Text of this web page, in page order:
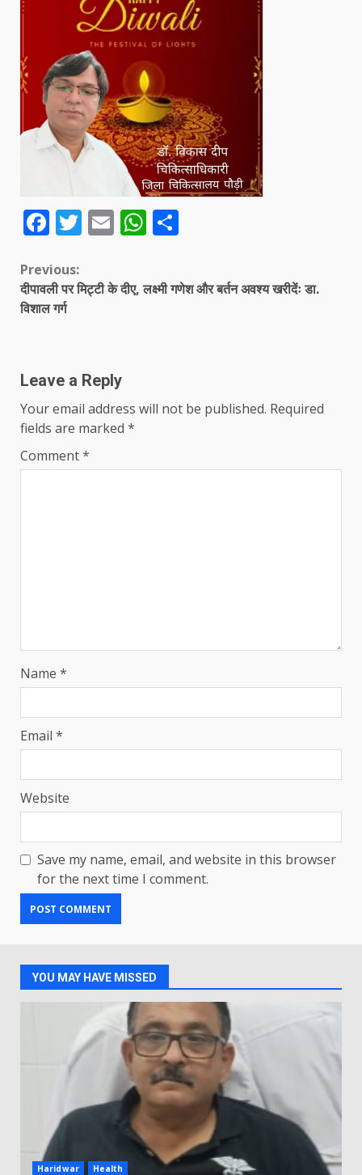
Facebook
Twitter
EmailWhatsApp
Continue
Reading
Previous:
दीपावली पर मिट्टी के दीए, लक्ष्मी गणेश और बर्तन अवश्य खरीदेंः डा.
विशाल गर्ग
Leave a Reply
Your email address will not be published. Required
fields are marked *
Comment*
Name *
Email *
Website
Save my name, email, and website in this browser
for the next time I comment.
YOU MAY HAVE MISSED
Haridwar Health